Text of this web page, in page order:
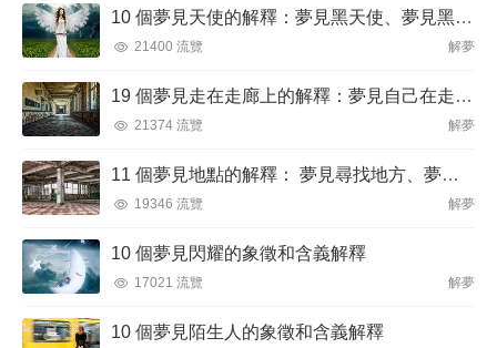
10 個夢見天使的解釋：夢見黑天使、夢見黑暗天使
21400 流覽 解夢
19 個夢見走在走廊上的解釋：夢見自己在走廊裡迷路、夢見在走廊被搶劫
21374 流覽 解夢
11 個夢見地點的解釋： 夢見尋找地方、夢見突然換地
19346 流覽 解夢
10 個夢見閃耀的象徵和含義解釋
17021 流覽 解夢
10 個夢見陌生人的象徵和含義解釋